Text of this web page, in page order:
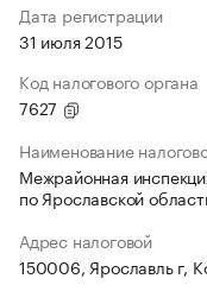
Дата регистрации
31 июля 2015
Код налогового органа
7627
Наименование
Межрайонная
по Ярославской
Адрес налоговой
150006, Ярославль г,